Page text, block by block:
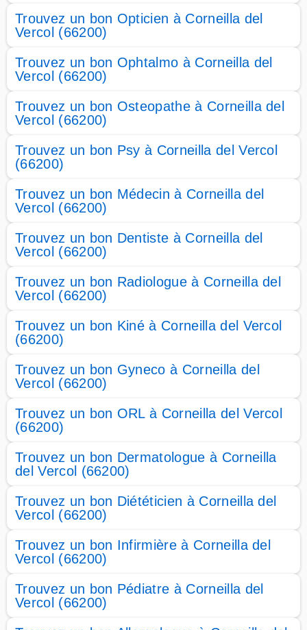
Trouvez un bon Opticien à Corneilla del
Vercol (66200)
Trouvez un bon Ophtalmo à Corneilla del
Vercol (66200)
Trouvez un bon Osteopathe à Corneilla del
Vercol (66200)
Trouvez un bon Psy à Corneilla del Vercol
(66200)
Trouvez un bon Médecin à Corneilla del
Vercol (66200)
Trouvez un bon Dentiste à Corneilla del
Vercol (66200)
Trouvez un bon Radiologue à Corneilla del
Vercol (66200)
Trouvez un bon Kiné à Corneilla del Vercol
(66200)
Trouvez un bon Gyneco à Corneilla del
Vercol (66200)
Trouvez un bon ORL à Corneilla del Vercol
(66200)
Trouvez un bon Dermatologue à Corneilla
del Vercol (66200)
Trouvez un bon Diététicien à Corneilla del
Vercol (66200)
Trouvez un bon Infirmière à Corneilla del
Vercol (66200)
Trouvez un bon Pédiatre à Corneilla del
Vercol (66200)